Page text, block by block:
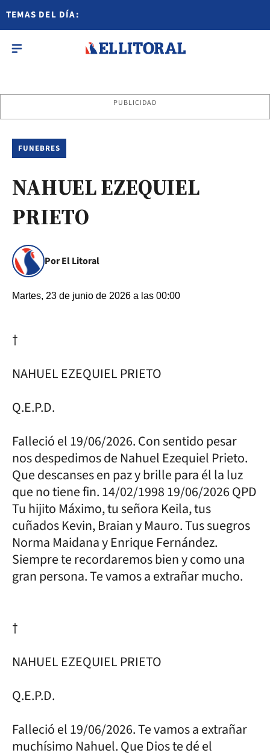
TEMAS DEL DÍA:
PUBLICIDAD
FUNEBRES
NAHUEL EZEQUIEL
PRIETO
Por El Litoral
Martes, 23 de junio de 2026 a las 00:00
†
NAHUEL EZEQUIEL PRIETO
Q.E.P.D.
Falleció el 19/06/2026. Con sentido pesar
nos despedimos de Nahuel Ezequiel Prieto.
Que descanses en paz y brille para él la luz
que no tiene fin. 14/02/1998 19/06/2026 QPD
Tu hijito Máximo, tu señora Keila, tus
cuñados Kevin, Braian y Mauro. Tus suegros
Norma Maidana y Enrique Fernández.
Siempre te recordaremos bien y como una
gran persona. Te vamos a extrañar mucho.
†
NAHUEL EZEQUIEL PRIETO
Q.E.P.D.
Falleció el 19/06/2026. Te vamos a extrañar
muchísimo Nahuel. Que Dios te dé el